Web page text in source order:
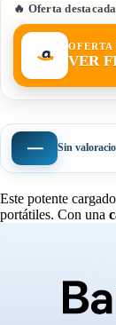
🔥 Oferta destacada
VER
— Sin
Este potente
portátiles. Con una